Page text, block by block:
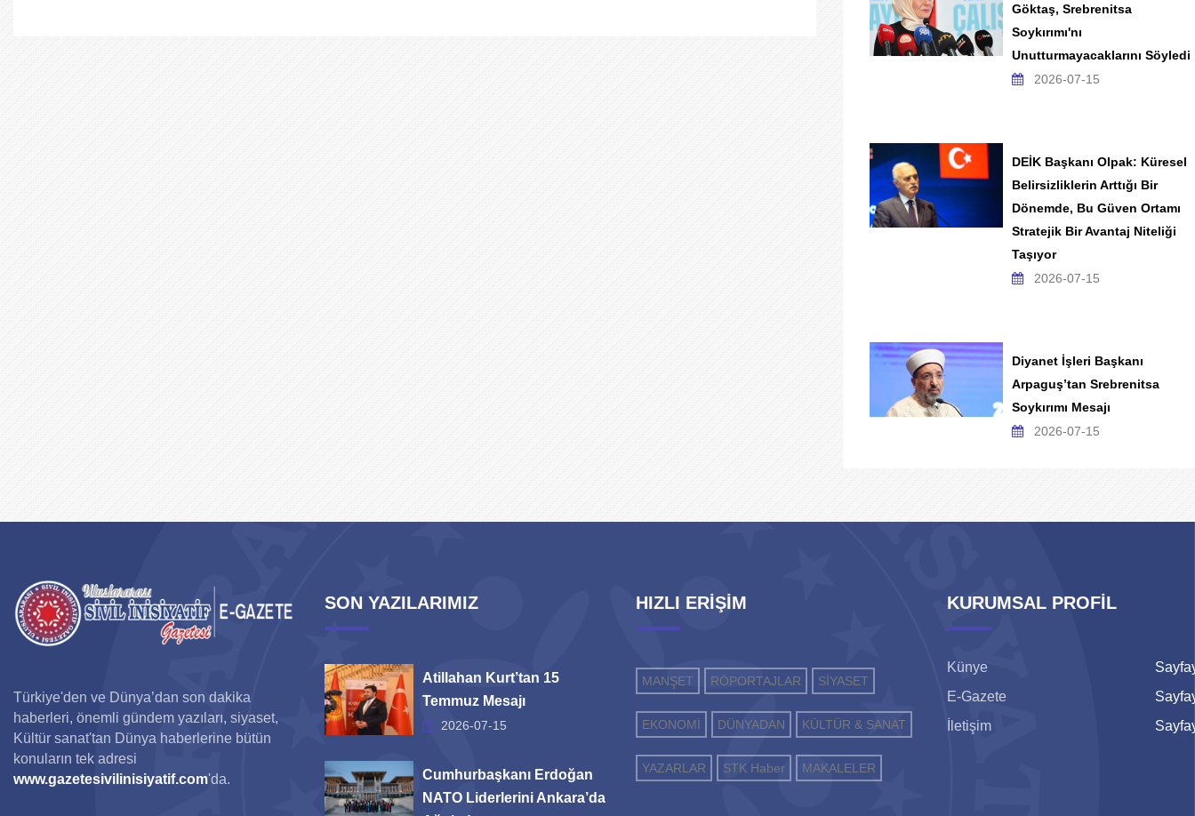
Göktaş, Srebrenitsa
Soykırımı'nı
Unutturmayacaklarını Söyledi
2026-07-15
DEİK Başkanı Olpak: Küresel
Belirsizliklerin Arttığı Bir
Dönemde, Bu Güven Ortamı
Stratejik Bir Avantaj Niteliği
Taşıyor
2026-07-15
Diyanet İşleri Başkanı
Arpaguş’tan Srebrenitsa
Soykırımı Mesajı
2026-07-15
Türkiye'den ve Dünya’dan son dakika
haberleri, önemli gündem yazıları, siyaset,
Kültür sanat'tan Dünya haberlerine bütün
konuların tek adresi
www.gazetesivilinisiyatif.com'da.
SON YAZILARIMIZ
Atillahan Kurt’tan 15
Temmuz Mesajı
2026-07-15
Cumhurbaşkanı Erdoğan
NATO Liderlerini Ankara’da
HIZLI ERİŞİM
MANŞET RÖPORTAJLAR SİYASET
EKONOMİ DÜNYADAN KÜLTÜR & SANAT
YAZARLAR STK Haber MAKALELER
KURUMSAL PROFİL
Künye
E-Gazete
İletişim